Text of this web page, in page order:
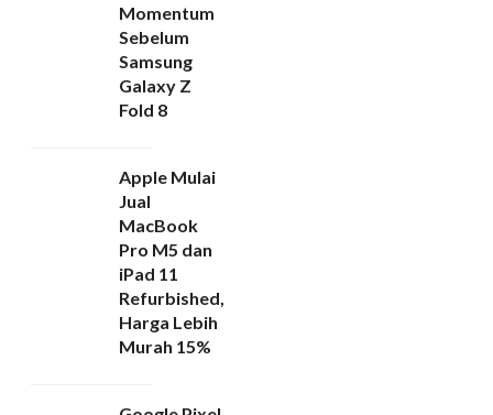
Momentum
Sebelum
Samsung
Galaxy Z
Fold 8
Apple Mulai
Jual
MacBook
Pro M5 dan
iPad 11
Refurbished,
Harga Lebih
Murah 15%